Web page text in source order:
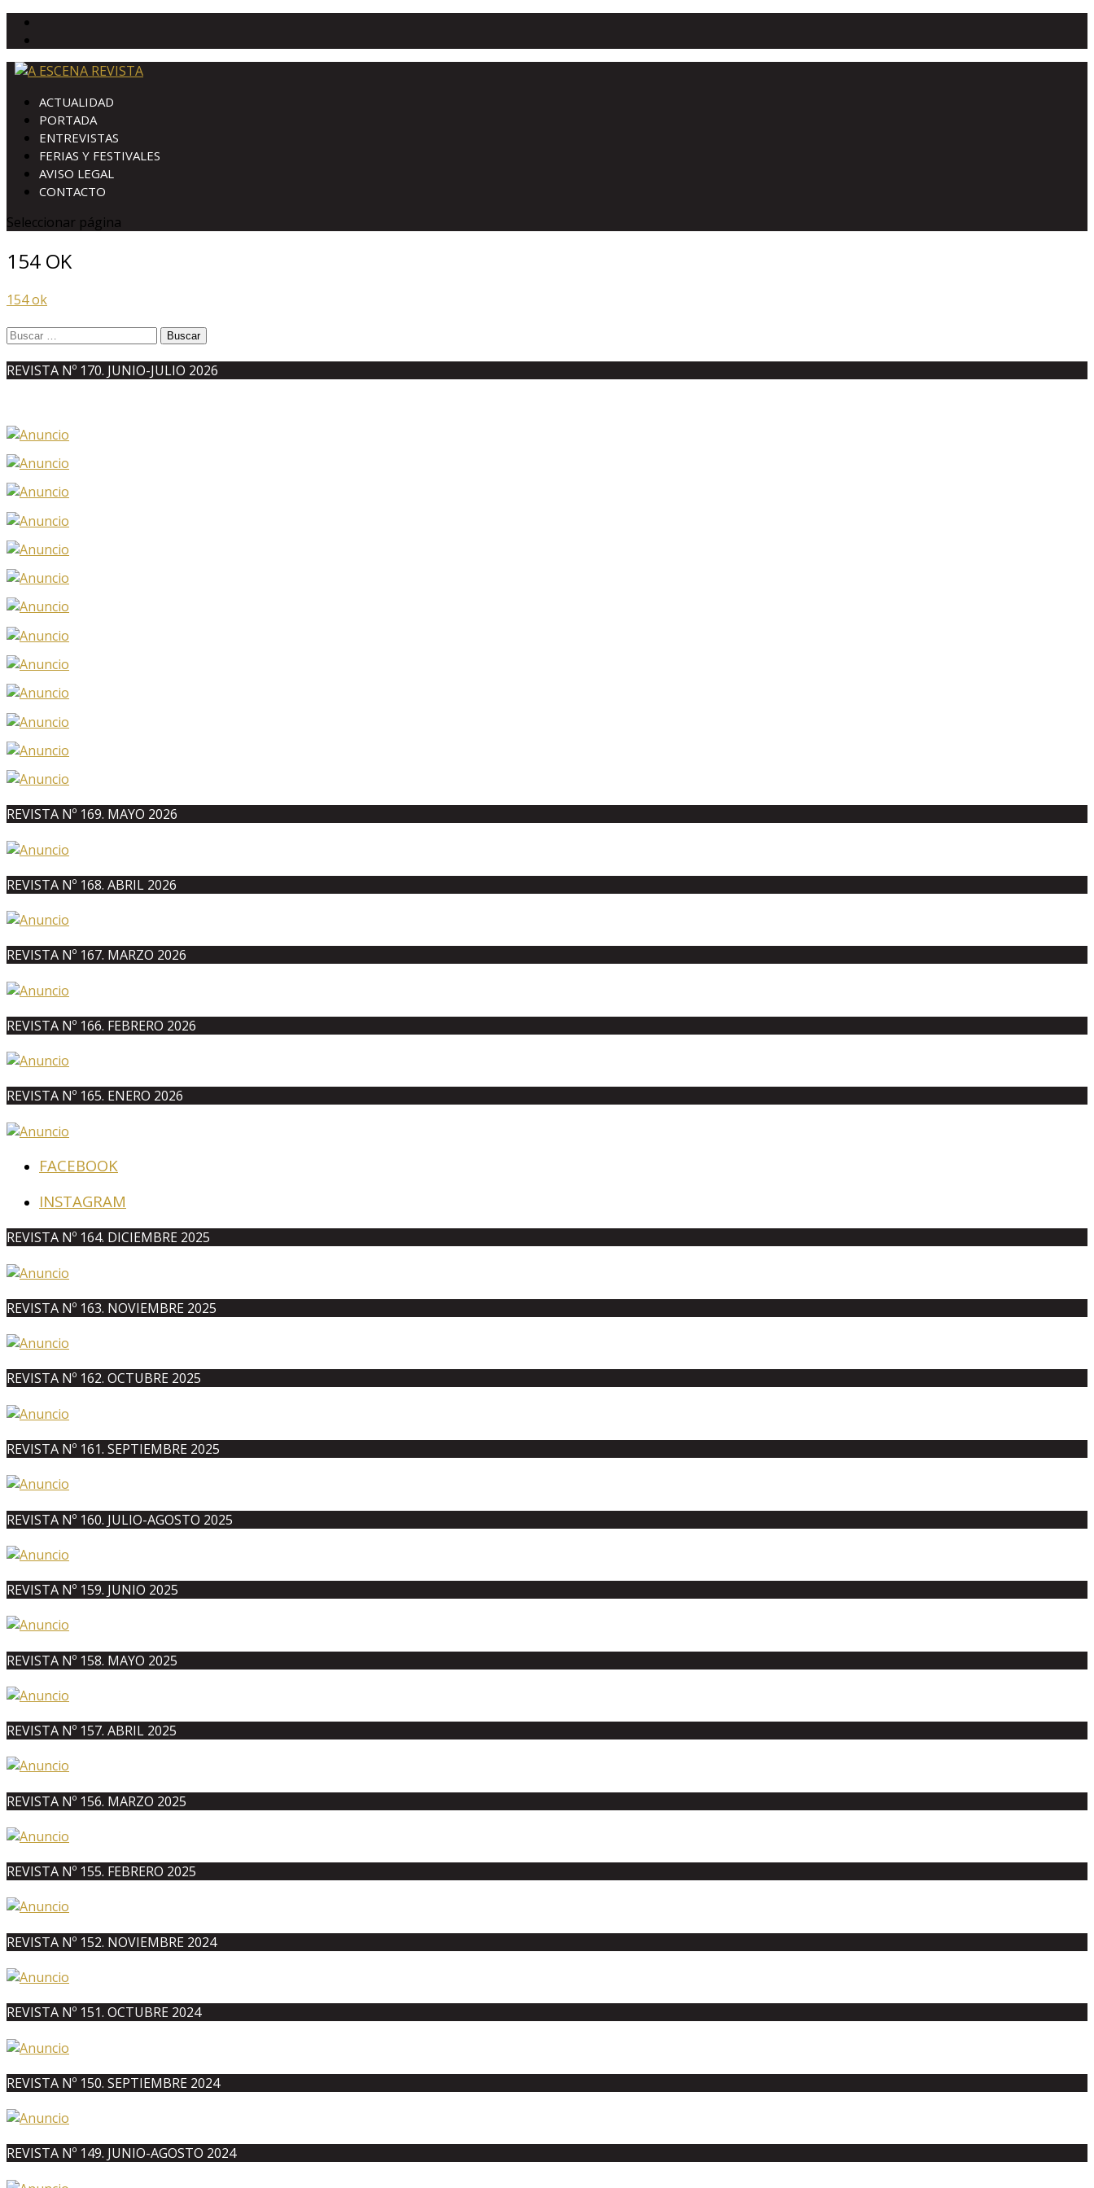
ACTUALIDAD
PORTADA
ENTREVISTAS
FERIAS Y FESTIVALES
AVISO LEGAL
CONTACTO
Seleccionar página
154 OK
154 ok
Buscar:
REVISTA Nº 170. JUNIO-JULIO 2026
REVISTA Nº 169. MAYO 2026
REVISTA Nº 168. ABRIL 2026
REVISTA Nº 167. MARZO 2026
REVISTA Nº 166. FEBRERO 2026
REVISTA Nº 165. ENERO 2026
FACEBOOK
INSTAGRAM
REVISTA Nº 164. DICIEMBRE 2025
REVISTA Nº 163. NOVIEMBRE 2025
REVISTA Nº 162. OCTUBRE 2025
REVISTA Nº 161. SEPTIEMBRE 2025
REVISTA Nº 160. JULIO-AGOSTO 2025
REVISTA Nº 159. JUNIO 2025
REVISTA Nº 158. MAYO 2025
REVISTA Nº 157. ABRIL 2025
REVISTA Nº 156. MARZO 2025
REVISTA Nº 155. FEBRERO 2025
REVISTA Nº 152. NOVIEMBRE 2024
REVISTA Nº 151. OCTUBRE 2024
REVISTA Nº 150. SEPTIEMBRE 2024
REVISTA Nº 149. JUNIO-AGOSTO 2024